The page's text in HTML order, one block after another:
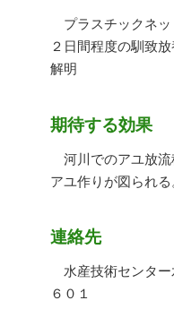
プラスチックネッ
２日間程度の馴致
解明
期待する効果
河川でのアユ放流
アユ作りが図られる
連絡先
水産技術センタ
６０１